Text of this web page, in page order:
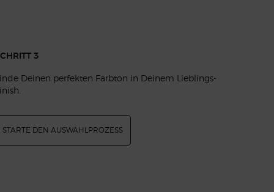
3
Deinen perfekten Farbton in Deinem Lieblings-
STARTE DEN AUSWAHLPROZESS